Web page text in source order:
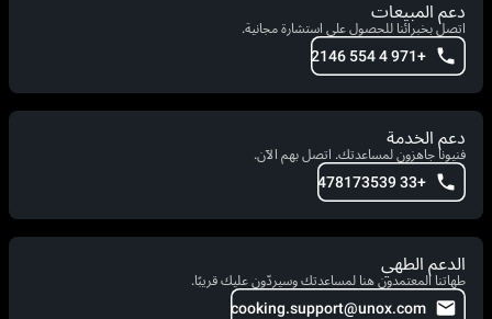
دعم المبيعات
اتصل بخبرائنا للحصول على استشارة مجانية.
+971 4 554 2146
دعم الخدمة
فنيونا جاهزون لمساعدتك. اتصل بهم الآن.
+33 478173539
الدعم الطهي
طهاتنا المعتمدون هنا لمساعدتك وسيردّون عليك قريبًا.
cooking.support@unox.com